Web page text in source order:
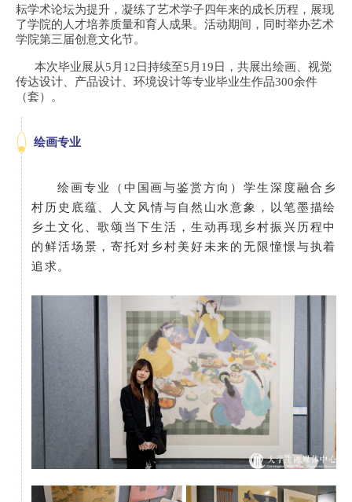
耘学术论坛为提升，凝练了艺术学子四年来的成长历程，展现
了学院的人才培养质量和育人成果。活动期间，同时举办艺术
学院第三届创意文化节。
本次毕业展从5月12日持续至5月19日，共展出绘画、视觉
传达设计、产品设计、环境设计等专业毕业生作品300余件
（套）。
绘画专业
绘画专业（中国画与鉴赏方向）学生深度融合乡
村历史底蕴、人文风情与自然山水意象，以笔墨描绘
乡土文化、歌颂当下生活，生动再现乡村振兴历程中
的鲜活场景，寄托对乡村美好未来的无限憧憬与执着
追求。